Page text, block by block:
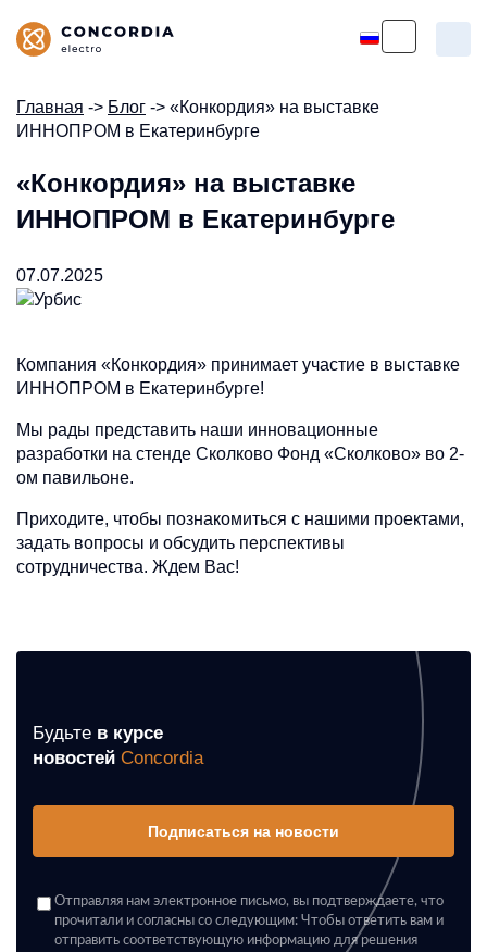
Главная -> Блог -> «Конкордия» на выставке
ИННОПРОМ в Екатеринбурге
«Конкордия» на выставке
ИННОПРОМ в Екатеринбурге
07.07.2025
Компания «Конкордия» принимает участие в выставке
ИННОПРОМ в Екатеринбурге!
Мы рады представить наши инновационные
разработки на стенде Сколково Фонд «Сколково» во 2-
ом павильоне.
Приходите, чтобы познакомиться с нашими проектами,
задать вопросы и обсудить перспективы
сотрудничества. Ждем Вас!
Будьте в курсе
новостей Concordia
Подписаться на новости
Отправляя нам электронное письмо, вы подтверждаете, что
прочитали и согласны со следующим: Чтобы ответить вам и
отправить соответствующую информацию для решения